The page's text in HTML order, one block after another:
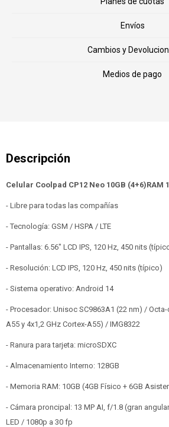
Envíos
Cambios y
Medios de pago
Celular Coolpad CP12 Neo 10GB (4+6)RAM
- Libre para todas las compañías
- Tecnología: GSM / HSPA / LTE
- Pantallas: 6.56" LCD IPS, 120 Hz, 450 nits
- Resolución: LCD IPS, 120 Hz, 450 nits (típico)
- Sistema operativo: Android 14
- Procesador: Unisoc SC9863A1 (22 nm) /
A55 y 4x1,2 GHz Cortex-A55) / IMG8322
- Ranura para tarjeta: microSDXC
- Almacenamiento Interno: 128GB
- Memoria RAM: 10GB (4GB Físico + 6GB
- Cámara proncipal: 13 MP AI, f/1.8 (gran
LED / 1080p a 30 fp